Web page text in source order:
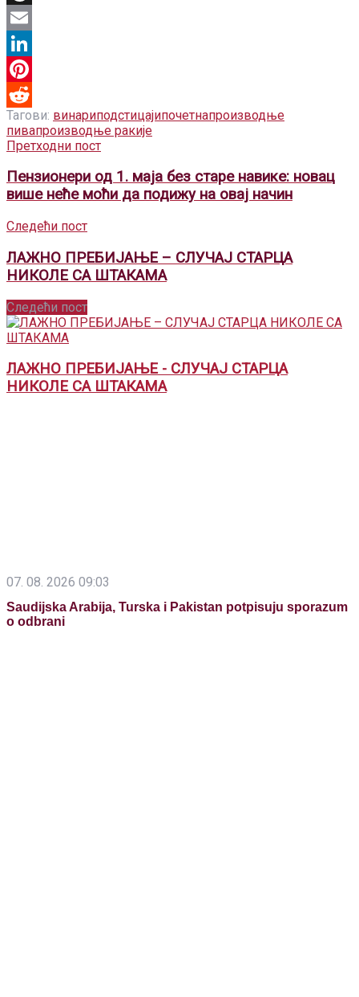
Threads
Email
LinkedIn
Pinterest
Reddit
Тагови: винариподстицајипочетнапроизводње
пивапроизводње ракије
Претходни пост
Пензионери од 1. маја без старе навике: новац
више неће моћи да подижу на овај начин
Следећи пост
ЛАЖНО ПРЕБИЈАЊЕ – СЛУЧАЈ СТАРЦА
НИКОЛЕ СА ШТАКАМА
Следећи пост
ЛАЖНО ПРЕБИЈАЊЕ - СЛУЧАЈ СТАРЦА
НИКОЛЕ СА ШТАКАМА
07. 08. 2026 09:03
Saudijska Arabija, Turska i Pakistan potpisuju sporazum
o odbrani